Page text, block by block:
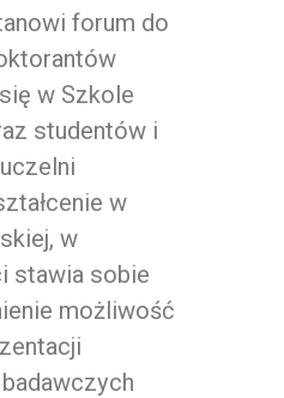
forum do
w Szkole
studentów i
w
w
stawia sobie
możliwość